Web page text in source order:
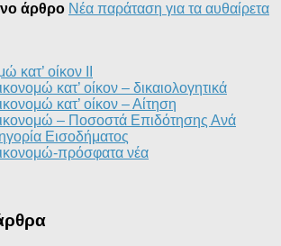
άρθρο Νέα παράταση για τα αυθαίρετα
κατ’ οίκον II
κατ’ οίκον – δικαιολογητικά
κατ’ οίκον – Αίτηση
– Ποσοστά Επιδότησης Ανά
Εισοδήματος
πρόσφατα νέα